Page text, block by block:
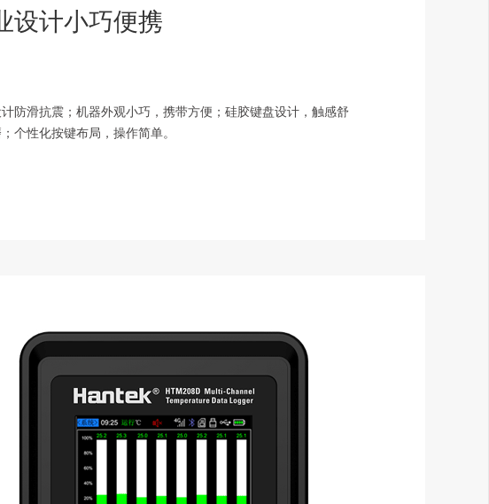
设计小巧便携
防滑抗震；机器外观小巧，携带方便；硅胶键盘设计，触感舒
个性化按键布局，操作简单。